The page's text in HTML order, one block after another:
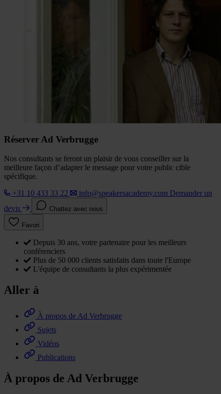
Réserver Ad Verbrugge
Nos consultants se feront un plaisir de vous conseiller sur la
meilleure façon d’adapter le message pour votre public cible
spécifique.
+31 10 433 33 22
info@speakersacademy.com Demander un
devis
Chattez avec nous
Favori
Depuis 30 ans, votre partenaire pour les meilleurs
conférenciers
Plus de 50 000 clients satisfaits dans toute l'Europe
L'équipe de consultants la plus expérimentée
Aller à
À propos de Ad Verbrugge
Sujets
Vidéos
Publications
À propos de Ad Verbrugge